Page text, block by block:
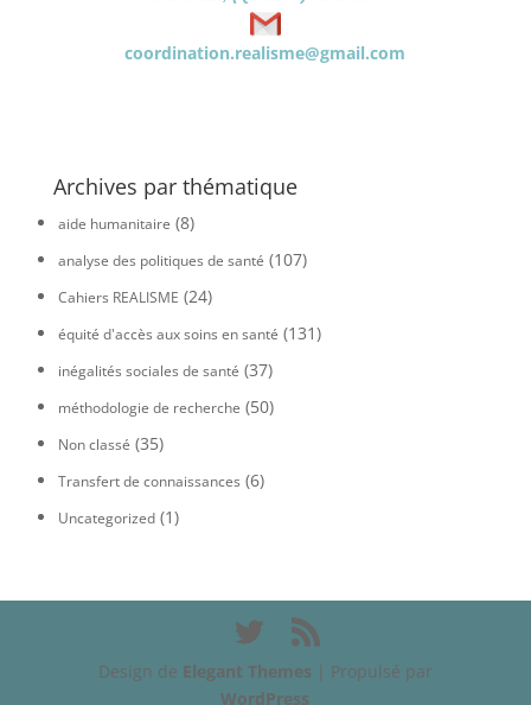
coordination.realisme@gmail.com
Archives par thématique
aide humanitaire (8)
analyse des politiques de santé (107)
Cahiers REALISME (24)
équité d'accès aux soins en santé (131)
inégalités sociales de santé (37)
méthodologie de recherche (50)
Non classé (35)
Transfert de connaissances (6)
Uncategorized(1)
Design de Elegant Themes | Propulsé par
WordPress